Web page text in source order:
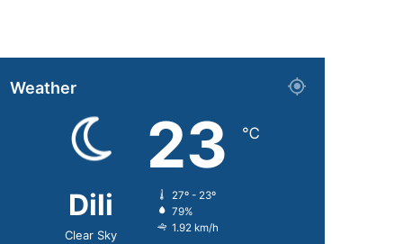
Weather
Dili
Clear Sky
23 ℃
27º - 23º
79%
1.92 km/h